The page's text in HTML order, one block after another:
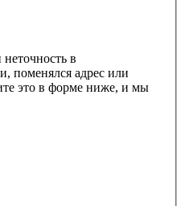
в
поменялся адрес или
это в форме ниже, и мы